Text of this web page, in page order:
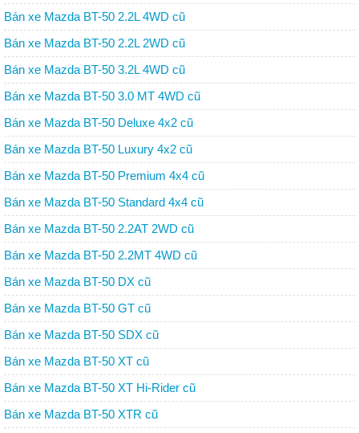
Bán xe Mazda BT-50 2.2L 4WD cũ
Bán xe Mazda BT-50 2.2L 2WD cũ
Bán xe Mazda BT-50 3.2L 4WD cũ
Bán xe Mazda BT-50 3.0 MT 4WD cũ
Bán xe Mazda BT-50 Deluxe 4x2 cũ
Bán xe Mazda BT-50 Luxury 4x2 cũ
Bán xe Mazda BT-50 Premium 4x4 cũ
Bán xe Mazda BT-50 Standard 4x4 cũ
Bán xe Mazda BT-50 2.2AT 2WD cũ
Bán xe Mazda BT-50 2.2MT 4WD cũ
Bán xe Mazda BT-50 DX cũ
Bán xe Mazda BT-50 GT cũ
Bán xe Mazda BT-50 SDX cũ
Bán xe Mazda BT-50 XT cũ
Bán xe Mazda BT-50 XT Hi-Rider cũ
Bán xe Mazda BT-50 XTR cũ